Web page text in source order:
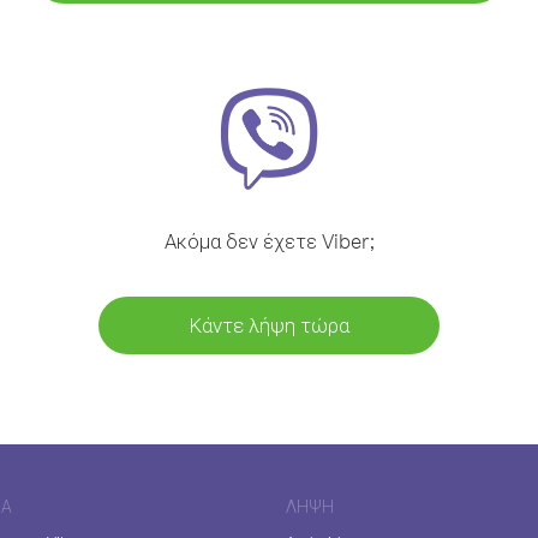
Ακόμα δεν έχετε Viber;
Κάντε λήψη τώρα
ΛΉΨΗ